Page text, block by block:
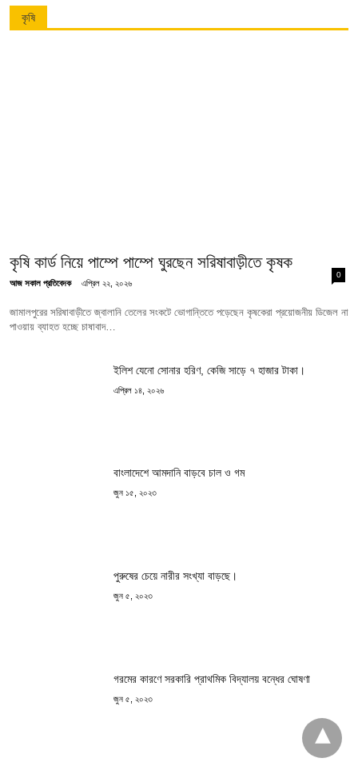
কৃষি
কৃষি কার্ড নিয়ে পাম্পে পাম্পে ঘুরছেন সরিষাবাড়ীতে কৃষক
আজ সকাল প্রতিবেদক এপ্রিল ২২, ২০২৬
0
জামালপুরের সরিষাবাড়ীতে জ্বালানি তেলের সংকটে ভোগান্তিতে পড়েছেন কৃষকেরা প্রয়োজনীয় ডিজেল না
পাওয়ায় ব্যাহত হচ্ছে চাষাবাদ…
ইলিশ যেনো সোনার হরিণ, কেজি সাড়ে ৭ হাজার টাকা।
এপ্রিল ১৪, ২০২৬
বাংলাদেশে আমদানি বাড়বে চাল ও গম
জুন ১৫, ২০২৩
পুরুষের চেয়ে নারীর সংখ্যা বাড়ছে।
জুন ৫, ২০২৩
গরমের কারণে সরকারি প্রাথমিক বিদ্যালয় বন্ধের ঘোষণা
জুন ৫, ২০২৩